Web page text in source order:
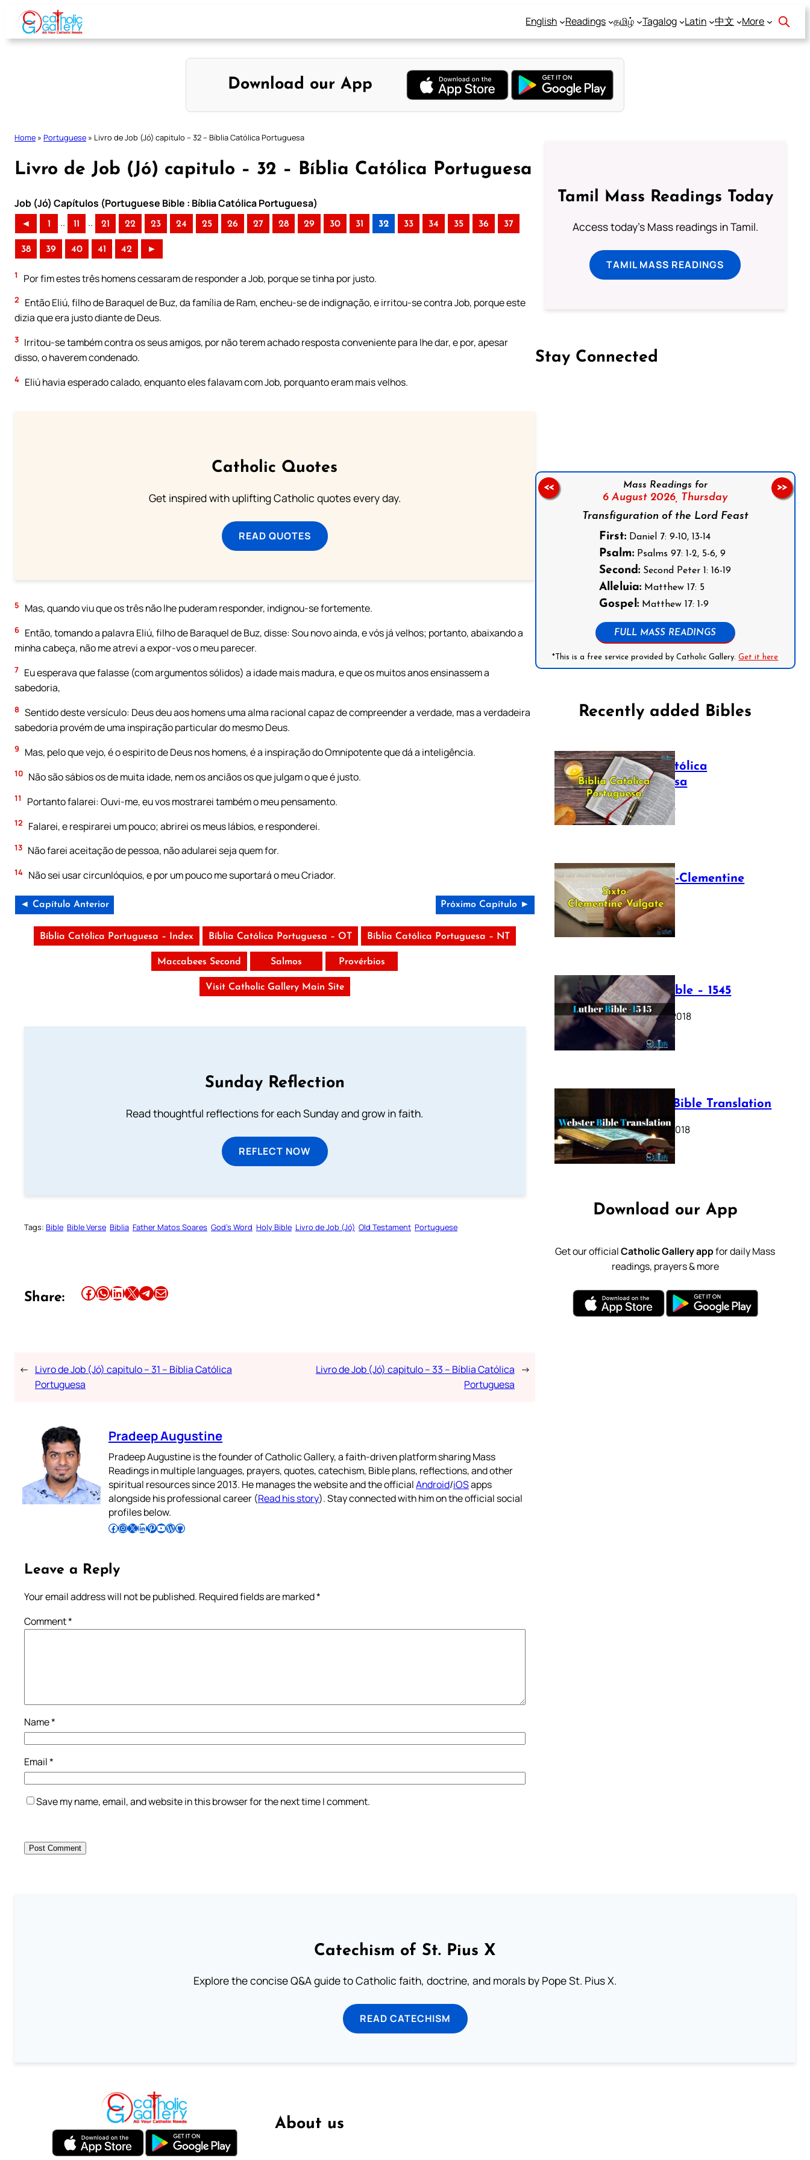
Skip
content
English Readings தமிழ் Tagalog Latin 中文 More
Download our App
Home » Portuguese » Livro de Job (Jó) capitulo – 32 – Bíblia Católica Portuguesa
Livro de Job (Jó) capitulo – 32 – Bíblia Católica Portuguesa
Job (Jó) Capítulos (Portuguese Bible : Bíblia Católica Portuguesa)
◄ 1 .. 11 .. 21 22 23 24 25 26 27 28 29 30 31 32 33 34 35 36 37
38 39 40 41 42 ►
1 Por fim estes três homens cessaram de responder a Job, porque se tinha por justo.
2
Então Eliú, filho de Baraquel de Buz, da família de Ram, encheu-se de indignação, e irritou-se contra Job, porque este
dizia que era justo diante de Deus.
3 Irritou-se também contra os seus amigos, por não terem achado resposta conveniente para lhe dar, e por, apesar
disso, o haverem condenado.
4 Eliú havia esperado calado, enquanto eles falavam com Job, porquanto eram mais velhos.
Catholic Quotes
Get inspired with uplifting Catholic quotes every day.
READ QUOTES
5 Mas, quando viu que os três não lhe puderam responder, indignou-se fortemente.
6 Então, tomando a palavra Eliú, filho de Baraquel de Buz, disse: Sou novo ainda, e vós já velhos; portanto, abaixando a
minha cabeça, não me atrevi a expor-vos o meu parecer.
7 Eu esperava que falasse (com argumentos sólidos) a idade mais madura, e que os muitos anos ensinassem a
sabedoria,
8 Sentido deste versículo: Deus deu aos homens uma alma racional capaz de compreender a verdade, mas a verdadeira
sabedoria provém de uma inspiração particular do mesmo Deus.
9 Mas, pelo que vejo, é o espirito de Deus nos homens, é a inspiração do Omnipotente que dá a inteligência.
10 Não são sábios os de muita idade, nem os anciãos os que julgam o que é justo.
11 Portanto falarei: Ouvi-me, eu vos mostrarei também o meu pensamento.
12 Falarei, e respirarei um pouco; abrirei os meus lábios, e responderei.
13 Não farei aceitação de pessoa, não adularei seja quem for.
14 Não sei usar circunlóquios, e por um pouco me suportará o meu Criador.
◄ Capítulo Anterior Próximo Capítulo ►
Bíblia Católica Portuguesa – Index Bíblia Católica Portuguesa – OT Bíblia Católica Portuguesa – NT
Maccabees Second Salmos Provérbios
Visit Catholic Gallery Main Site
Sunday Reflection
Read thoughtful reflections for each Sunday and grow in faith.
REFLECT NOW
Tags: Bible Bible Verse Biblia Father Matos Soares God’s Word Holy Bible Livro de Job (Jó) Old Testament Portuguese
Share: Share this article on Facebook Share this article on WhatsApp Share this article on LinkedIn Share this article on X Share this article on TelegramEmail this Article
← Livro de Job (Jó) capitulo – 31 – Bíblia Católica
Portuguesa
Livro de Job (Jó) capitulo – 33 – Bíblia Católica
Portuguesa
→
Pradeep Augustine
Pradeep Augustine is the founder of Catholic Gallery, a faith-driven platform sharing Mass
Readings in multiple languages, prayers, quotes, catechism, Bible plans, reflections, and other
spiritual resources since 2013. He manages the website and the officialAndroid/iOSapps
alongside his professional career (Read his story). Stay connected with him on the official social
profiles below.
Follow Pradeep on Facebook Follow Pradeep on InstagramFollow Pradeep on X Follow Pradeep on LinkedIn Follow Pradeep on Pinterest Subscribe to Pradeep’s Youtube Channel Follow Pradeep on WordPress Follow Pradeep on GitHub
Leave a Reply
Your email address will not be published. Required fields are marked*
Comment*
Name*
Email*
Save my name, email, and website in this browser for the next time I comment.
Tamil Mass Readings Today
Access today's Mass readings in Tamil.
TAMIL MASS READINGS
Stay Connected
Mass Readings for
6 August 2026, Thursday
Transfiguration of the Lord Feast
First: Daniel 7: 9-10, 13-14
Psalm: Psalms 97: 1-2, 5-6, 9
Second: Second Peter 1: 16-19
Alleluia: Matthew 17: 5
Gospel: Matthew 17: 1-9
FULL MASS READINGS
*This is a free service provided by Catholic Gallery.Get it here
<< >>
Recently added Bibles
Bíblia Católica
Portuguesa
July 16, 2025
The Sixto-Clementine
Vulgate
July 12, 2025
Luther Bible – 1545
October 17, 2018
Webster Bible Translation
October 11, 2018
Download our App
Get our officialCatholic Gallery appfor daily Mass
readings, prayers & more
Catechism of St. Pius X
Explore the concise Q&A guide to Catholic faith, doctrine, and morals by Pope St. Pius X.
READ CATECHISM
About us